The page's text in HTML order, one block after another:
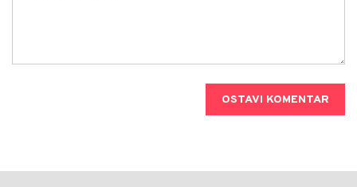
OSTAVI KOMENTAR